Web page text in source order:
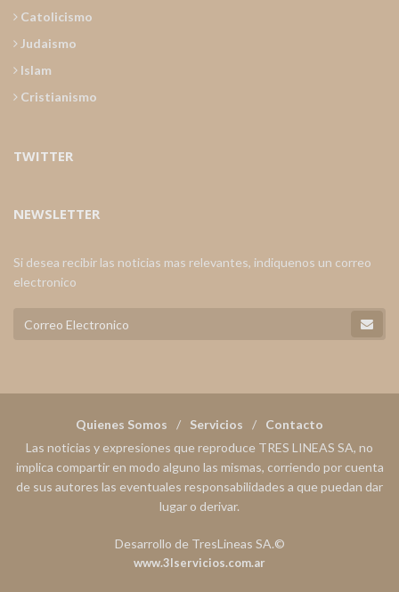
Catolicismo
Judaismo
Islam
Cristianismo
TWITTER
NEWSLETTER
Si desea recibir las noticias mas relevantes, indiquenos un correo
electronico
Quienes Somos Servicios
Contacto
Las noticias y expresiones que reproduce TRES LINEAS SA, no
implica compartir en modo alguno las mismas, corriendo por cuenta
de sus autores las eventuales responsabilidades a que puedan dar
lugar o derivar.
Desarrollo de TresLineas SA.©
www.3lservicios.com.ar